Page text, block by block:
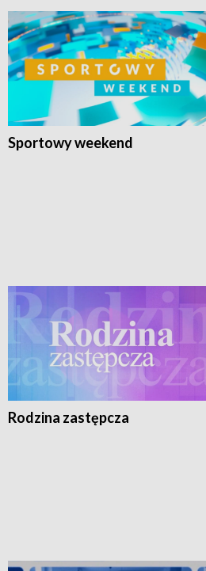
Sportowy weekend
Rodzina zastępcza